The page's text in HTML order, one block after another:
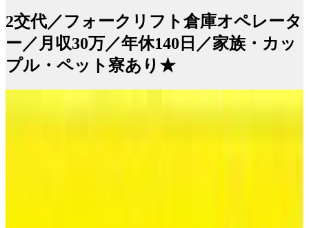
2交代／フォークリフト倉庫オペレータ
ー／月収30万／年休140日／家族・カッ
プル・ペット寮あり★